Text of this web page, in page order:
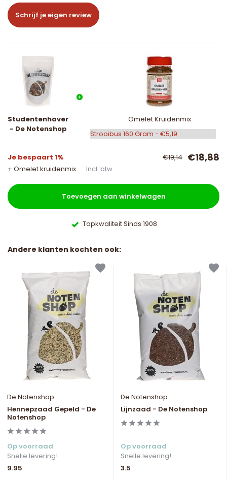
Schrijf je eigen review
Studentenhaver
- De Notenshop
Omelet Kruidenmix
Je bespaart 1% €19,14 €18,88
+ Omelet kruidenmix Incl. btw
Toevoegen aan winkelwagen
Topkwaliteit Sinds 1908
Andere klanten kochten ook:
De Notenshop
Hennepzaad Gepeld - De
Notenshop
Op voorraad
Snelle levering!
9.95
De Notenshop
Lijnzaad - De Notenshop
Op voorraad
Snelle levering!
3.5